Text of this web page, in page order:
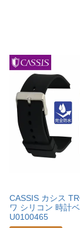
CASSIS カシス
ワ シリコン 時計
U0100465